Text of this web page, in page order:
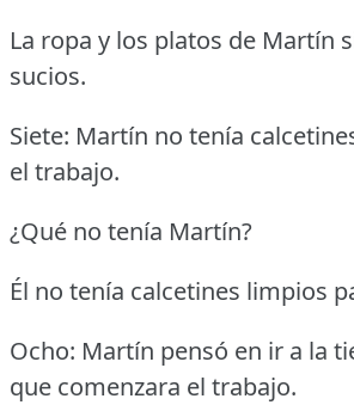
La ropa y los platos de Martín
sucios.
Siete: Martín no tenía
el trabajo.
¿Qué no tenía Martín?
Él no tenía calcetines limpios
Ocho: Martín pensó en ir a la
que comenzara el trabajo.